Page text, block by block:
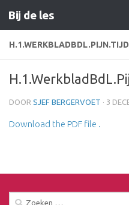
Doorgaan naar inhoud
Bij de les
DOOR SJEF BERGERVOET · 3
Download the PDF file .
Zoeken